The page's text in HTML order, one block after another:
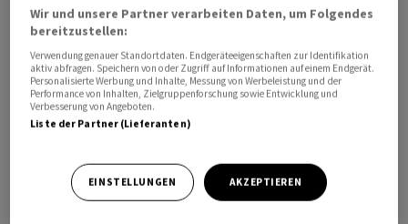
Wir und unsere Partner verarbeiten Daten, um Folgendes
bereitzustellen:
Verwendung genauer Standortdaten. Endgeräteeigenschaften zur Identifikation
aktiv abfragen. Speichern von oder Zugriff auf Informationen auf einem Endgerät.
Personalisierte Werbung und Inhalte, Messung von Werbeleistung und der
Performance von Inhalten, Zielgruppenforschung sowie Entwicklung und
Verbesserung von Angeboten.
Liste der Partner (Lieferanten)
EINSTELLUNGEN AKZEPTIEREN